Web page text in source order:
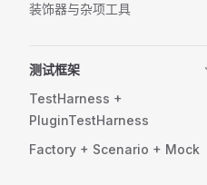
装饰器与杂项工具
测试框架
TestHarness +
PluginTestHarness
Factory + Scenario + Mock